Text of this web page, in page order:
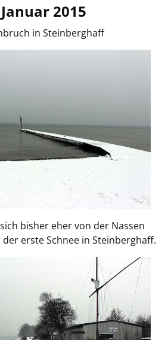
2015
in Steinberghaff
bisher eher von der Nassen
erste Schnee in Steinberghaff.